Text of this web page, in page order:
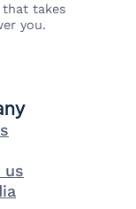
that takes
you.
us